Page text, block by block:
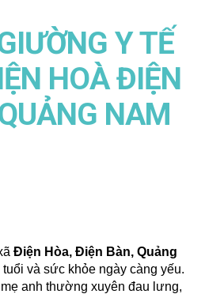
Y TẾ
HOÀĐIỆN
NAM
Điện Hòa, Điện Bàn, Quảng
và sức khỏe ngày càng yếu.
anh thường xuyên đau lưng,